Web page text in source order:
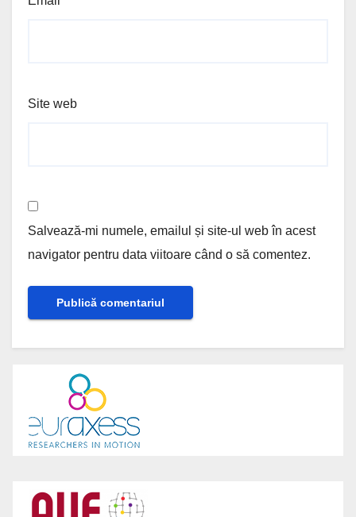
Site web
Salvează-mi numele, emailul și site-ul web în acest
navigator pentru data viitoare când o să comentez.